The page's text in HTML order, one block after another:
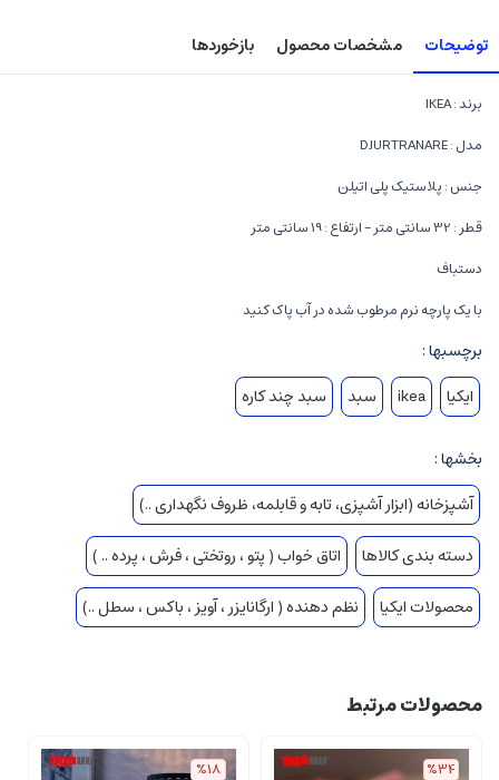
توضیحات مشخصات محصول بازخوردها
برند : IKEA
مدل : DJURTRANARE
جنس : پلاستیک پلی اتیلن
قطر : 32 سانتی متر - ارتفاع : 19 سانتی متر
دستباف
با یک پارچه نرم مرطوب شده در آب پاک کنید
برچسبها :
ایکیا
ikea سبد سبد چند کاره
بخشها :
آشپزخانه (ابزار آشپزی، تابه و قابلمه، ظروف نگهداری ..)
دسته بندی کالاها
اتاق خواب ( پتو ، روتختی ، فرش ، پرده .. )
محصولات ایکیا
نظم دهنده ( ارگانایزر ، آویز ، باکس ، سطل ..)
محصولات مرتبط
%34
%18